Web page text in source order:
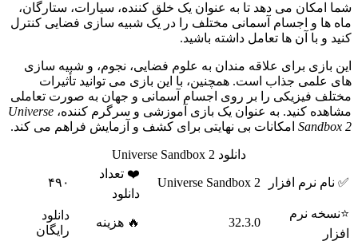
امکان می دهد تا به عنوان یک خلق کننده، سیارات، ستارگان،
ها و اجسام آسمانی مختلف را در یک شبیه سازی فضایی کنترل
و با آن ها تعامل داشته باشید.
بازی برای علاقه مندان به علوم فضایی، نجوم، و شبیه سازی
علمی جذاب است. همچنین، با این بازی می توانید تأثیرات
فیزیکی را بر روی اجسام آسمانی و جهان به صورت تعاملی
کنید. به عنوان یک بازی آموزشی و سرگرم کننده،Universe
امکانات بی نهایتی برای کشف و آزمایش فراهم می کند.
دانلود Universe Sandbox 2
نام نرم افزار Universe Sandbox 2
❤️ تعداد
دانلود
۴۹۰
نرم
32.3.0 🔥 هزینه
دانلود
رایگان